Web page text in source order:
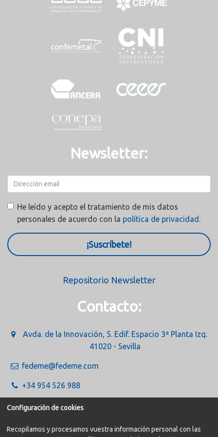
Newsletter:
He leído y acepto el tratamiento de mis datos
personales de acuerdo con la política de privacidad.
¡Suscríbete!
Repositorio Newsletter
Contacto:
Avda. de la Innovación, 5. Edif. Espacio 3ª Planta Izq.
41020 - Sevilla
fedeme@fedeme.com
+34 954 526 988
Configuración de cookies
Recopilamos y procesamos vuestra información personal con las